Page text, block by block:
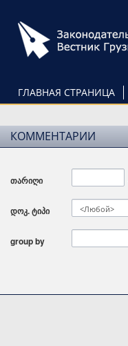
основному
содержанию
ГЛАВНАЯ СТРАНИЦА
КОММЕНТАРИИ
თარიღი
დოკ. ტიპი <Любой>
group by